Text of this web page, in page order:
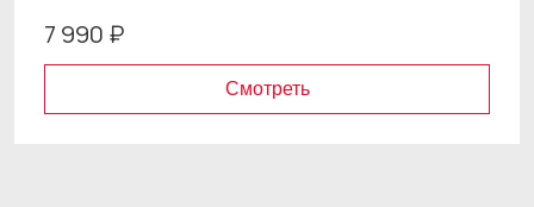
7 990 ₽
Смотреть